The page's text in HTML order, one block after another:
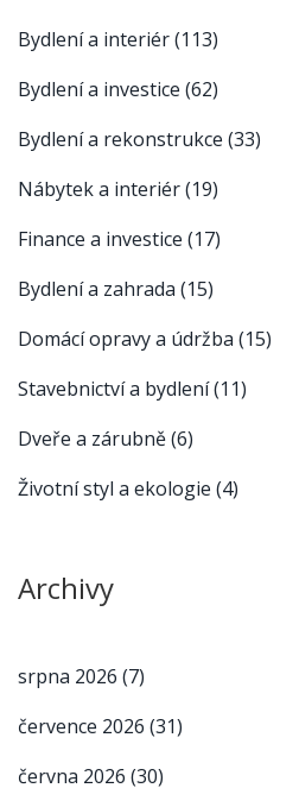
Bydlení a interiér(113)
Bydlení a investice (62)
Bydlení a rekonstrukce (33)
Nábytek a interiér(19)
Finance a investice (17)
Bydlení a zahrada (15)
Domácí opravy a údržba (15)
Stavebnictví a bydlení(11)
Dveře a zárubně(6)
Životní styl a ekologie (4)
Archivy
srpna 2026 (7)
července 2026 (31)
června 2026 (30)